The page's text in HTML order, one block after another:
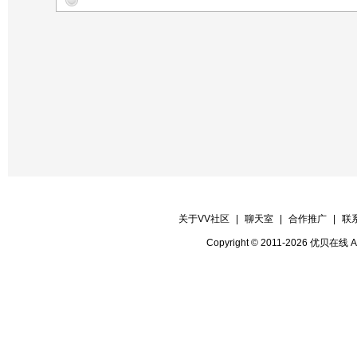
关于VV社区 聊天室 合作推广 联
Copyright © 2011-2026 优贝在线